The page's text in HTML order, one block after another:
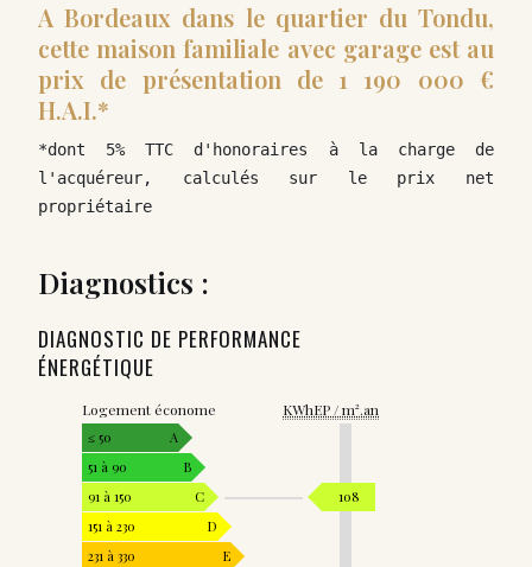
A Bordeaux dans le quartier du Tondu,
cette maison familiale avec garage est au
prix de présentation de 1 190 000 €
H.A.I.*
*dont 5% TTC d'honoraires à la charge de
l'acquéreur, calculés sur le prix net
propriétaire
Diagnostics :
DIAGNOSTIC DE PERFORMANCE
ÉNERGÉTIQUE
Logement économe KWhEP / m².an
≤ 50
A
51 à 90
B
91 à 150
C
151 à 230
D
231 à 330
E
108